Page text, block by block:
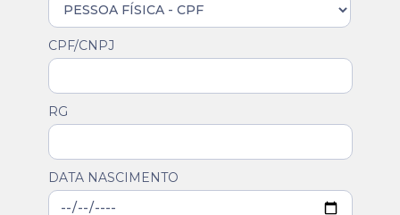
CPF/CNPJ
RG
DATA NASCIMENTO